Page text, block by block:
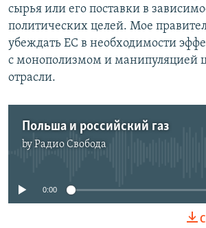
сырья или его поставки в
политических целей. Мое
убеждать ЕС в необходимости
с монополизмом и манипуляцией
отрасли.
Польша и российский газ
byРадио Свобода
No media source currently
0:00